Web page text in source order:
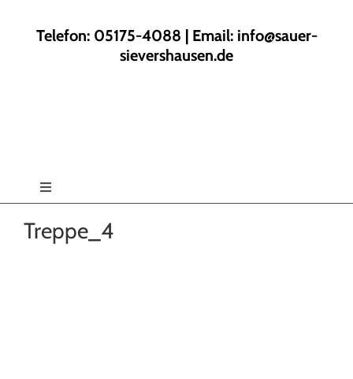
springenTelefon: 05175-4088 | Email: info@sauer-
sievershausen.de
Toggle
Navigation
Start
Treppe_4